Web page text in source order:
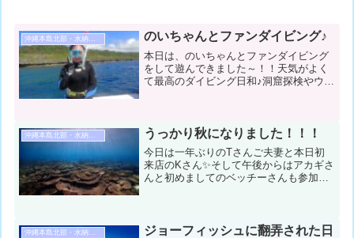
沖縄本島北部・水納島・瀬底島ダイビング のいちゃんとファンダイビング♪
本日は、のいちゃんとファンダイビング
をして遊んできました～！！天気がよく
て最高のダイビング日和♪洞窟探検やウミ
ータ気温：30℃ スー...
沖縄本島北部・水納島・瀬底島ダイビング うっかり秋になりました！！！
今日は一年ぶりのTさんご夫妻と本日初
来店のKさん✨そして午後からはアカギさ
んと初めましてのベッチーさんも参加し
ション＆データ気温：３...
沖縄本島北部・水納島・瀬底島ダイビング ジョーフィッシュに翻弄された日